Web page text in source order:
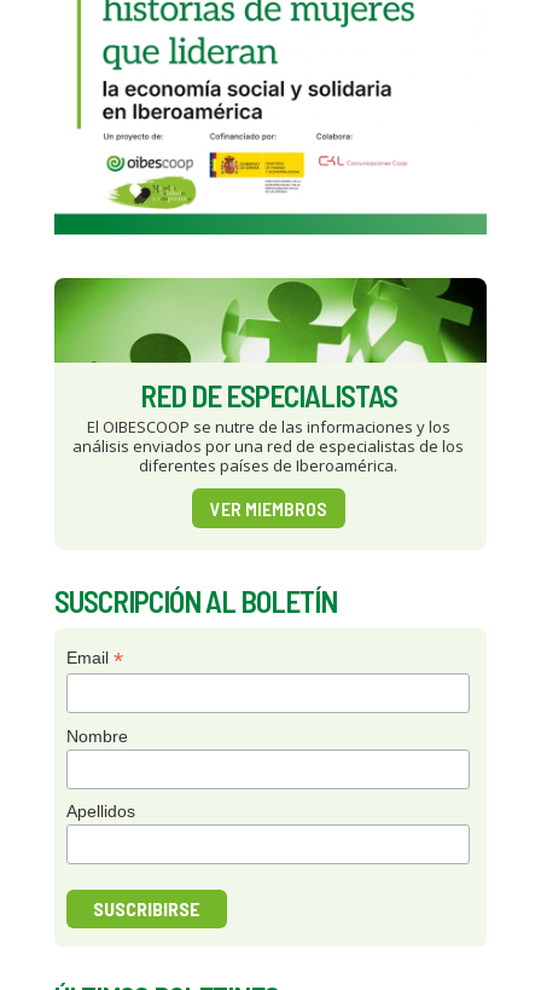
RED DE ESPECIALISTAS
El OIBESCOOP se nutre de las informaciones y los
análisis enviados por una red de especialistas de los
diferentes países de Iberoamérica.
VER MIEMBROS
SUSCRIPCIÓN AL BOLETÍN
Email *
Nombre
Apellidos